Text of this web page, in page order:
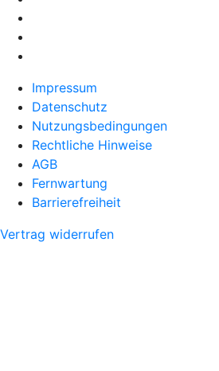
Impressum
Datenschutz
Nutzungsbedingungen
Rechtliche Hinweise
AGB
Fernwartung
Barrierefreiheit
Vertrag widerrufen